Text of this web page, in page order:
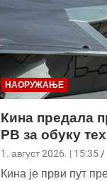
НАОРУЖАЊЕ
Кина предала
РВ за обуку
1. август 2026. | 15:35
Кина је први пут